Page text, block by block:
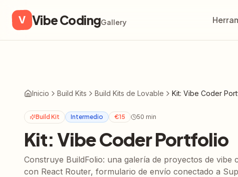
V Vibe CodingGallery
Inicio Build Kits Build Kits de Lovable Kit: Vibe Coder
Build Kit Intermedio €15 50 min
Kit: Vibe Coder Portfolio
Construye BuildFolio: una galería de proyectos de vibe
con React Router, formulario de envío conectado a